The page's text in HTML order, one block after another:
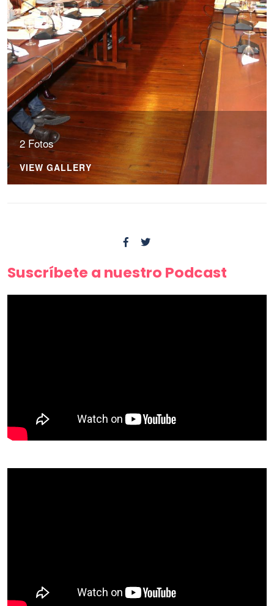
2 Fotos
VIEW GALLERY
Suscríbete a nuestro Podcast